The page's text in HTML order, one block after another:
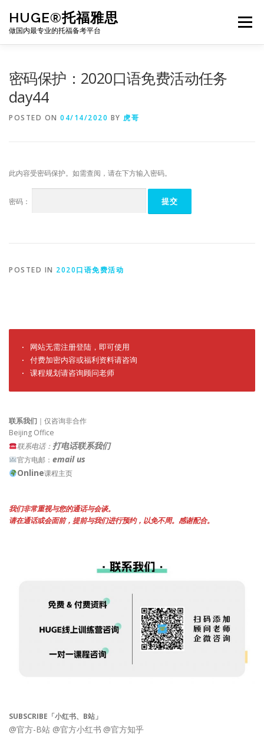
content
HUGE®托福雅思
做国内最专业的托福备考平台
Menu
密码保护：2020口语免费活动任务
day44
POSTED ON 04/14/2020 BY 虎哥
此内容受密码保护。如需查阅，请在下方输入密码。
密码：
POSTED IN 2020口语免费活动
· 网站无需注册登陆，即可使用
· 付费加密内容或福利资料请咨询
· 课程规划请咨询顾问老师
联系我们 ｜仅咨询非合作
Beijing Office
联系电话： 打电话联系我们
官方电邮： email us
Online课程主页
我们非常重视与您的通话与会谈。
请在通话或会面前，提前与我们进行预约，以免不周。感谢配合。
SUBSCRIBE「小红书、B站」
@官方-B站 @官方小红书 @官方知乎